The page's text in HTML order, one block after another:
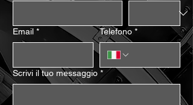
Email * Telefono *
Scrivi il tuo messaggio *